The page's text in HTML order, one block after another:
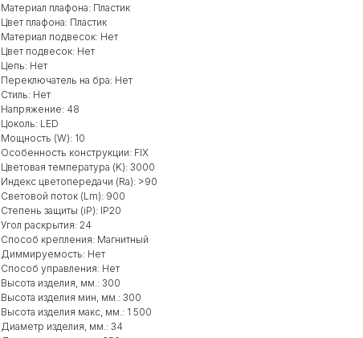
Материал плафона: Пластик
Цвет плафона: Пластик
Материал подвесок: Нет
Цвет подвесок: Нет
Цепь: Нет
Переключатель на бра: Нет
Стиль: Нет
Напряжение: 48
Цоколь: LED
Мощность (W): 10
Особенность конструкции: FIX
Цветовая температура (K): 3000
Индекс цветопередачи (Ra): >90
Световой поток (Lm): 900
Степень защиты (iP): IP20
Угол раскрытия: 24
Способ крепления: Магнитный
Диммируемость: Нет
Способ управления: Нет
Высота изделия, мм.: 300
Высота изделия мин, мм.: 300
Высота изделия макс, мм.: 1 500
Диаметр изделия, мм.: 34